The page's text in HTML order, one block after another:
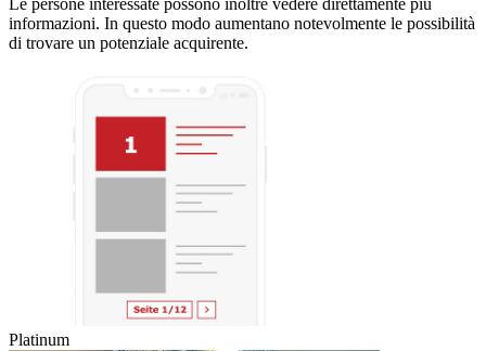
informazioni. In questo modo aumentano notevolmente le possibilità
di trovare un potenziale acquirente.
Platinum